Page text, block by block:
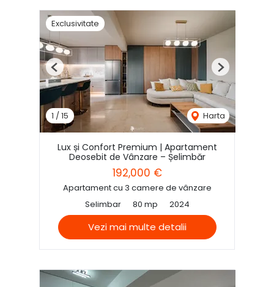
Exclusivitate
1 / 15 Harta
Previous Next
Lux și Confort Premium | Apartament
Deosebit de Vânzare – Șelimbăr
192,000 €
Apartament cu 3 camere de vânzare
Selimbar
80 mp 2024
Vezi mai multe detalii